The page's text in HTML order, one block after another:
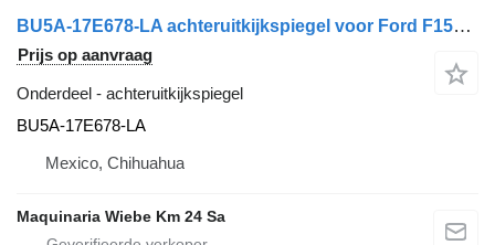
BU5A-17E678-LA achteruitkijkspiegel voor Ford F150 LARIAT auto
Prijs op aanvraag
Onderdeel - achteruitkijkspiegel
BU5A-17E678-LA
Mexico, Chihuahua
Maquinaria Wiebe Km 24 Sa